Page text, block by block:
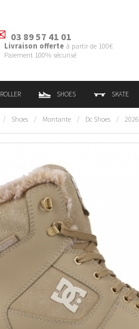
03 89 57 41 01
Livraison offerte à partir de 100€
Paiement 100% sécurisé
ROLLER SHOES SKATE
/ Shoes / Montante / Dc Shoes / 2026